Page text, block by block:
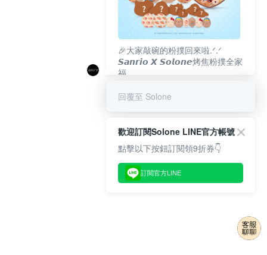
🎉大家敲碗的粉撲回來啦.ᐟ‪‪.ᐟ
𝙎𝙖𝙣𝙧𝙞𝙤 𝙓 𝙎𝙤𝙡𝙤𝙣𝙚烤焦粉撲全家
福
回覆至 Solone
歡迎訂閱Solone LINE官方帳號
點擊以下按鈕訂閱領9折券👇
訂閱官方LINE